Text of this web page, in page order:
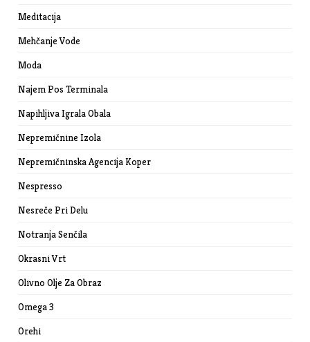
Meditacija
Mehčanje Vode
Moda
Najem Pos Terminala
Napihljiva Igrala Obala
Nepremičnine Izola
Nepremičninska Agencija Koper
Nespresso
Nesreče Pri Delu
Notranja Senčila
Okrasni Vrt
Olivno Olje Za Obraz
Omega 3
Orehi